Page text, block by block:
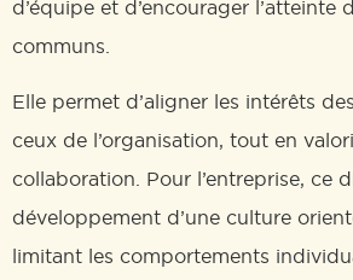
d’équipe et d’encourager l’atteinte
communs.
Elle permet d’aligner les intérêts
ceux de l’organisation, tout en
collaboration. Pour l’entreprise, ce
développement d’une culture
limitant les comportements